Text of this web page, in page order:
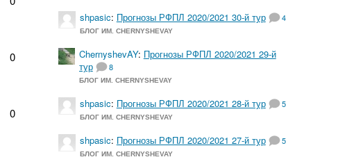
0
0
shpasic: Прогнозы РФПЛ 2020/2021 30-й тур 4
БЛОГ ИМ. CHERNYSHEVAY
ChernyshevAY: Прогнозы РФПЛ 2020/2021 29-й
тур
8
БЛОГ ИМ. CHERNYSHEVAY
shpasic: Прогнозы РФПЛ 2020/2021 28-й тур 5
БЛОГ ИМ. CHERNYSHEVAY
shpasic: Прогнозы РФПЛ 2020/2021 27-й тур 5
БЛОГ ИМ. CHERNYSHEVAY